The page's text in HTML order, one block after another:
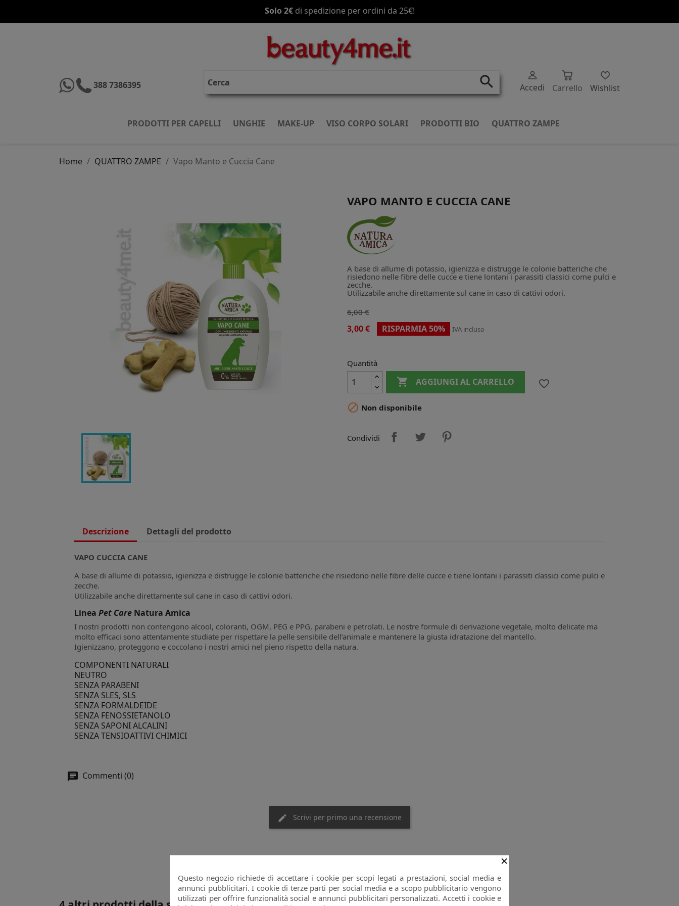
Spedizione gratisa partire da 70€!
388 7386395 search Accedi Carrello Wishlist
PRODOTTI PER CAPELLI UNGHIE MAKE-UP VISO CORPO SOLARI PRODOTTI BIO QUATTRO ZAMPE
Home QUATTRO ZAMPE Vapo Manto e Cuccia Cane
VAPO MANTO E CUCCIA CANE
A base di allume di potassio, igienizza e distrugge le colonie batteriche che
risiedono nelle fibre delle cucce e tiene lontani i parassiti classici come pulci e
zecche.
Utilizzabile anche direttamente sul cane in caso di cattivi odori.
6,00 €
3,00 € RISPARMIA 50% IVA inclusa
Quantità
 AGGIUNGI AL CARRELLO
favorite_border
 Non disponibile
Condividi
Descrizione Dettagli del prodotto
VAPO CUCCIA CANE
A base di allume di potassio, igienizza e distrugge le colonie batteriche che risiedono nelle fibre delle cucce e tiene lontani i parassiti classici come pulci e
zecche.
Utilizzabile anche direttamente sul cane in caso di cattivi odori.
Linea Pet Care Natura Amica
I nostri prodotti non contengono alcool, coloranti, OGM, PEG e PPG, parabeni e petrolati. Le nostre formule di derivazione vegetale, molto delicate ma
molto efficaci sono attentamente studiate per rispettare la pelle sensibile dell’animale e mantenere la giusta idratazione del mantello.
Igienizzano, proteggono e coccolano i nostri amici nel pieno rispetto della natura.
COMPONENTI NATURALI
NEUTRO
SENZA PARABENI
SENZA SLES, SLS
SENZA FORMALDEIDE
SENZA FENOSSIETANOLO
SENZA SAPONI ALCALINI
SENZA TENSIOATTIVI CHIMICI
Commenti (0)
Scrivi per primo una recensione
×
Questo negozio richiede di accettare i cookie per scopi legati a prestazioni, social media e
annunci pubblicitari. I cookie di terze parti per social media e a scopo pubblicitario vengono
utilizzati per offrire funzionalità social e annunci pubblicitari personalizzati. Accetti i cookie e